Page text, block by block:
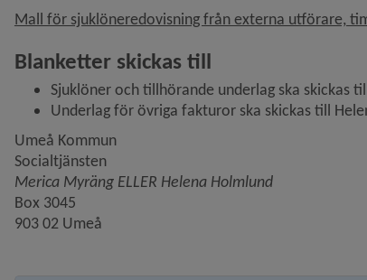
Mall för sjuklöneredovisning från externa utförare,
Blanketter skickas till
Sjuklöner och tillhörande underlag ska skickas
Underlag för övriga fakturor ska skickas till
Umeå Kommun
Socialtjänsten
Merica Myräng ELLER Helena Holmlund
Box 3045
903 02 Umeå